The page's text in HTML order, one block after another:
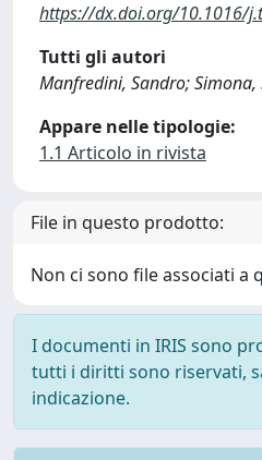
https://dx.doi.org/10.1016/
Tutti gli autori
Manfredini, Sandro; Simona,
Appare nelle tipologie:
1.1 Articolo in rivista
File in questo prodotto:
Non ci sono file associati a
I documenti in IRIS sono
tutti i diritti sono riservati,
indicazione.